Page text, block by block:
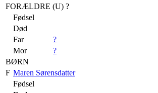
FORÆLDRE (U) ?
Fødsel
Død
Far
?
Mor
?
BØRN
F Maren Sørensdatter
Fødsel